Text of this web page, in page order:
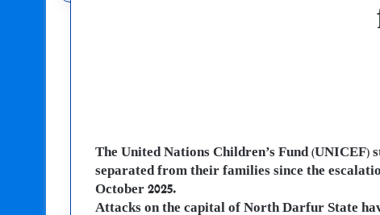
The United Nations Children’s Fund (UNICEF)
separated from their families since the
October 2025.
Attacks on the capital of North Darfur State